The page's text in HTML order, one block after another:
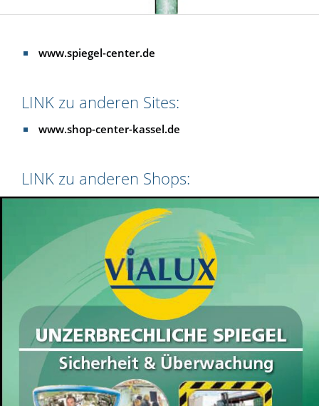
www.spiegel-center.de
LINK zu anderen Sites:
www.shop-center-kassel.de
LINK zu anderen Shops: